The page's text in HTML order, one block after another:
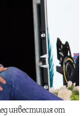
инвестиция от